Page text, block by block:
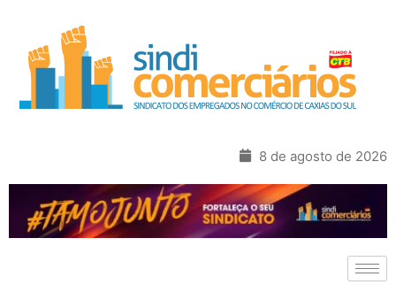
8 de agosto de 2026